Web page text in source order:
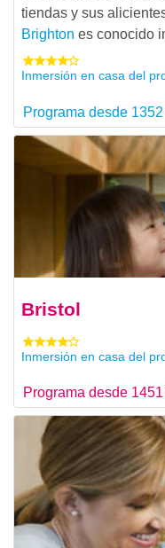
tiendas y sus
Brighton es conocido
Inmersión en casa del
Programa desde
Bristol
Inmersión en casa del
Programa desde